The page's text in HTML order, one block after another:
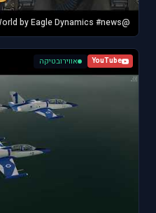
@DCS World by Eagle Dynamics #news
YouTube אווירובטיקה